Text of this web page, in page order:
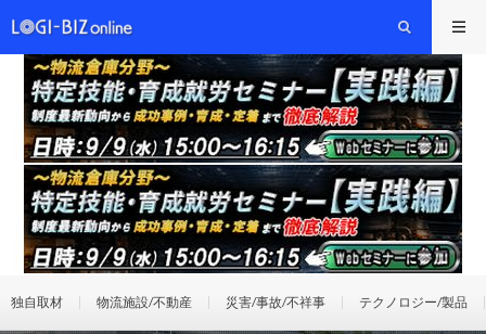
独自取材 物流施設/不動産 災害/事故/不祥事 テクノロジー/製品